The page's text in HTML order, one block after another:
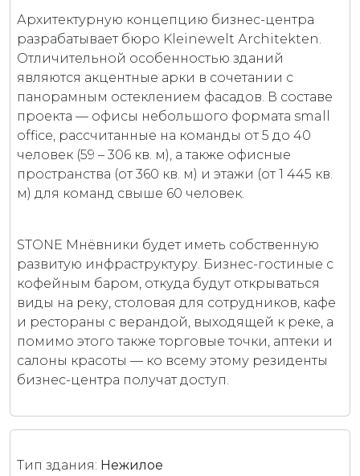
Архитектурную концепцию бизнес-центра
разрабатывает бюро Kleinewelt Аrchitekten.
Отличительной особенностью зданий
являются акцентные арки в сочетании с
панорамным остеклением фасадов. В составе
проекта — офисы небольшого формата small
office, рассчитанные на команды от 5 до 40
человек (59 – 306 кв. м), а также офисные
пространства (от 360 кв. м) и этажи (от 1 445 кв.
м) для команд свыше 60 человек.
STONE Мнёвники будет иметь собственную
развитую инфраструктуру. Бизнес-гостиные с
кофейным баром, откуда будут открываться
виды на реку, столовая для сотрудников, кафе
и рестораны с верандой, выходящей к реке, а
помимо этого также торговые точки, аптеки и
салоны красоты — ко всему этому резиденты
бизнес-центра получат доступ.
Тип здания: Нежилое